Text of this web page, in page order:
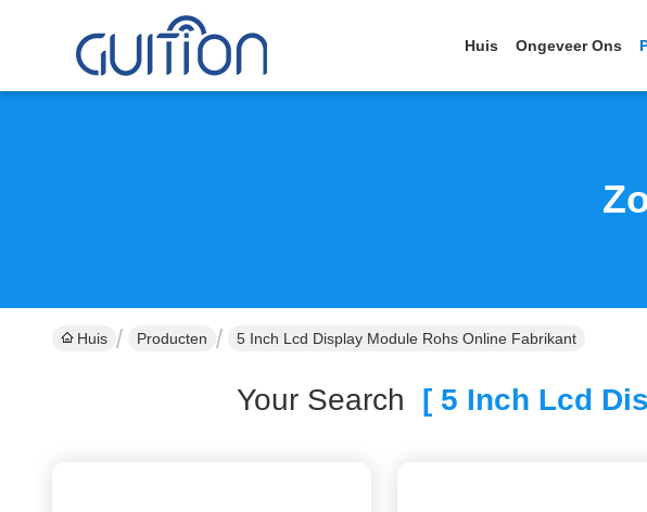
Huis Ongeveer Ons
Huis Producten 5 Inch Lcd Display Module Rohs Online Fabrikant
Your Search [ 5 Inch Lcd